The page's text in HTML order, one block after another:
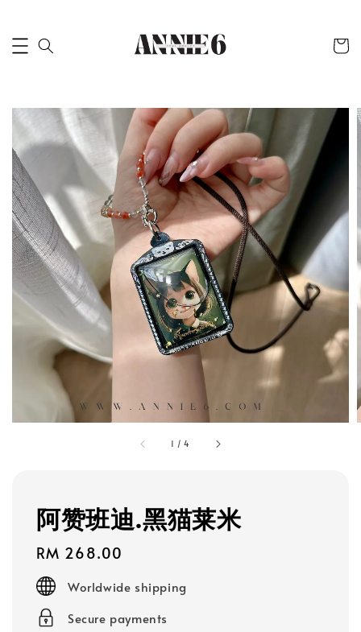
1 /4
阿赞班迪.黑猫莱米
Regular
price
RM 268.00
Worldwide shipping
Secure payments